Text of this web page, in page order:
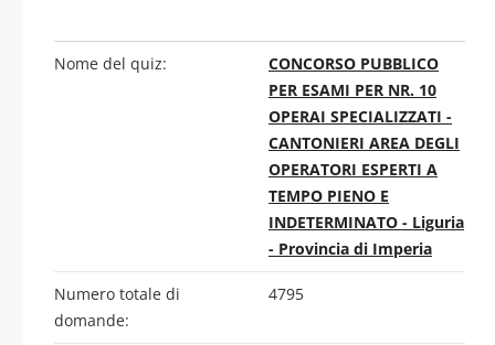
Nome del quiz:
CONCORSO PUBBLICO
PER ESAMI PER NR. 10
OPERAI SPECIALIZZATI -
CANTONIERI AREA DEGLI
OPERATORI ESPERTI A
TEMPO PIENO E
INDETERMINATO - Liguria
- Provincia di Imperia
Numero totale di
domande:
4795